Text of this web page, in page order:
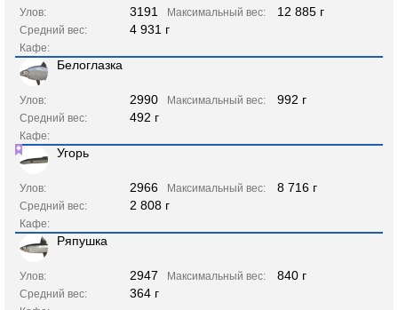
Улов: 3191 Максимальный вес: 12 885 г
Средний вес: 4 931 г
Кафе:
Белоглазка
Улов: 2990 Максимальный вес: 992 г
Средний вес: 492 г
Кафе:
Угорь
Улов: 2966 Максимальный вес: 8 716 г
Средний вес: 2 808 г
Кафе:
Ряпушка
Улов: 2947 Максимальный вес: 840 г
Средний вес: 364 г